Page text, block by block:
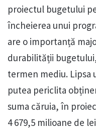
proiectul bugetului
încheierea unui
are o importanță
durabilității
termen mediu. Lipsa
putea periclita
suma căruia, în
4 679,5 milioane de